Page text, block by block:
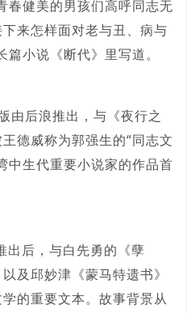
春健美的男孩们高呼同志无
来怎样面对老与丑、病与
小说《断代》里写道。
由后浪推出，与《夜行之
德威称为郭强生的“同志文
中生代重要小说家的作品首
出后，与白先勇的《孽
及邱妙津《蒙马特遗书》
的重要文本。故事背景从